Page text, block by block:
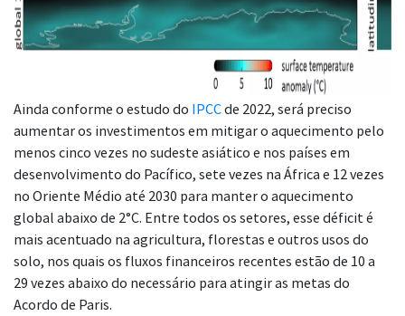
Ainda conforme o estudo do IPCCde 2022, será preciso
aumentar os investimentos em mitigar o aquecimento pelo
menos cinco vezes no sudeste asiático e nos países em
desenvolvimento do Pacífico, sete vezes na África e 12 vezes
no Oriente Médio até 2030 para manter o aquecimento
global abaixo de 2°C. Entre todos os setores, esse déficit é
mais acentuado na agricultura, florestas e outros usos do
solo, nos quais os fluxos financeiros recentes estão de 10 a
29 vezes abaixo do necessário para atingir as metas do
Acordo de Paris.